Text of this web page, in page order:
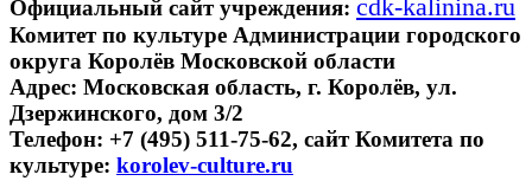
Официальный сайт учреждения: cdk-kalinina.ru
Комитет по культуре Администрации городского
округа Королёв Московской области
Адрес: Московская область, г. Королёв, ул.
Дзержинского, дом 3/2
Телефон: +7 (495) 511-75-62, сайт Комитета по
культуре: korolev-culture.ru